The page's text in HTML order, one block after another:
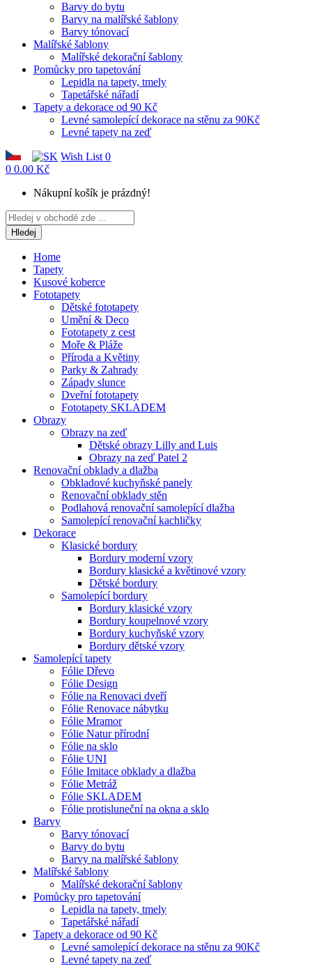
Barvy do bytu
Barvy na malířské šablony
Barvy tónovací
Malířské šablony
Malířské dekorační šablony
Pomůcky pro tapetování
Lepidla na tapety, tmely
Tapetářské nářadí
Tapety a dekorace od 90 Kč
Levné samolepící dekorace na stěnu za 90Kč
Levné tapety na zeď
Wish List 0
0 0.00 Kč
Nákupní košík je prázdný!
Hledej
Home
Tapety
Kusové koberce
Fototapety
Dětské fototapety
Umění & Deco
Fototapety z cest
Moře & Pláže
Příroda a Květiny
Parky & Zahrady
Západy slunce
Dveřní fototapety
Fototapety SKLADEM
Obrazy
Obrazy na zeď
Dětské obrazy Lilly and Luis
Obrazy na zeď Patel 2
Renovační obklady a dlažba
Obkladové kuchyňské panely
Renovační obklady stěn
Podlahová renovační samolepící dlažba
Samolepící renovační kachličky
Dekorace
Klasické bordury
Bordury moderní vzory
Bordury klasické a květinové vzory
Dětské bordury
Samolepící bordury
Bordury klasické vzory
Bordury koupelnové vzory
Bordury kuchyňské vzory
Bordury dětské vzory
Samolepící tapety
Fólie Dřevo
Fólie Design
Fólie na Renovaci dveří
Fólie Renovace nábytku
Fólie Mramor
Fólie Natur přírodní
Fólie na sklo
Fólie UNI
Fólie Imitace obklady a dlažba
Fólie Metráž
Fólie SKLADEM
Fólie protisluneční na okna a sklo
Barvy
Barvy tónovací
Barvy do bytu
Barvy na malířské šablony
Malířské šablony
Malířské dekorační šablony
Pomůcky pro tapetování
Lepidla na tapety, tmely
Tapetářské nářadí
Tapety a dekorace od 90 Kč
Levné samolepící dekorace na stěnu za 90Kč
Levné tapety na zeď